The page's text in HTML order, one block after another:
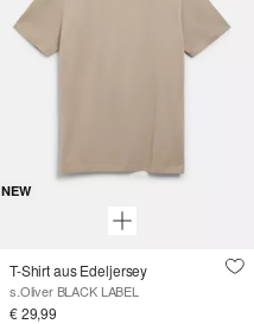
NEW
T-Shirt aus Edeljersey
s.Oliver BLACK LABEL
€ 29,99